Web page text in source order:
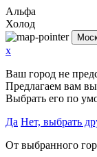
Альфа
Холод
x
Ваш город не
Предлагаем вам
Выбрать его по
Да Нет, выбрать
От выбранного